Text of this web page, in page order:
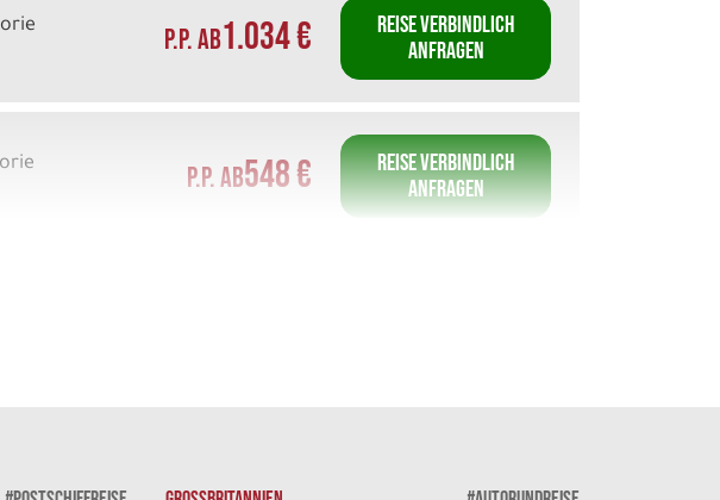
P.P. AB1.034 €
REISE VERBINDLICH
ANFRAGEN
P.P. AB548 €
REISE VERBINDLICH
ANFRAGEN